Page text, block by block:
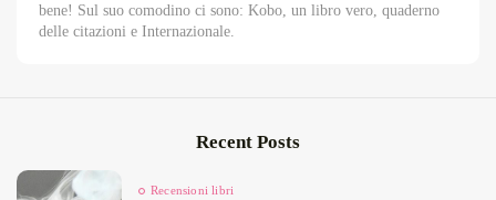
bene! Sul suo comodino ci sono: Kobo, un libro vero, quaderno
delle citazioni e Internazionale.
Recent Posts
Recensioni libri